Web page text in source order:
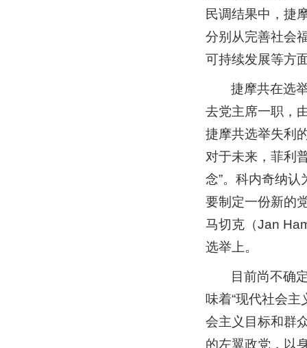
民调结果中，捷
分别从完善社会
可持续发展等方
捷摩共在选
去党主席一职，
捷摩共选举失利
对于未来，菲利
念”。科内奇纳
要制定一份新的
马切克（Jan
选举上。
目前尚不确
味着“现代社会
会主义目标和群
的左翼政党，以